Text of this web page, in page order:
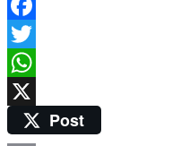
Facebook
Twitter
WhatsApp
Post